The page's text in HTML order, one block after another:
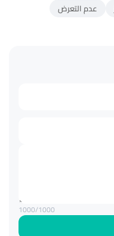
عدم التعرض
1000/1000